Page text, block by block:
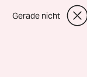
Gerade nicht